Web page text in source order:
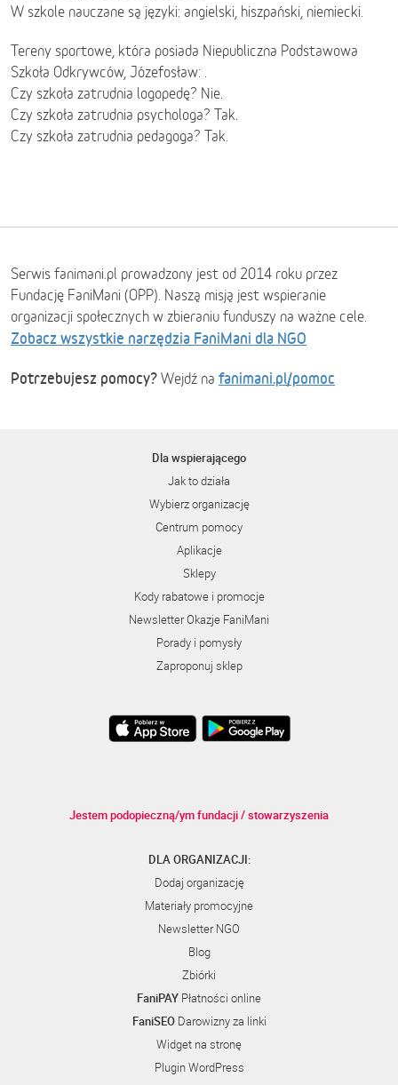
W szkole nauczane są języki: angielski, hiszpański, niemiecki.
Tereny sportowe, która posiada Niepubliczna Podstawowa
Szkoła Odkrywców, Józefosław: .
Czy szkoła zatrudnia logopedę? Nie.
Czy szkoła zatrudnia psychologa? Tak.
Czy szkoła zatrudnia pedagoga? Tak.
Serwis fanimani.pl prowadzony jest od 2014 roku przez
Fundację FaniMani (OPP). Naszą misją jest wspieranie
organizacji społecznych w zbieraniu funduszy na ważne cele.
Zobacz wszystkie narzędzia FaniMani dla NGO
Potrzebujesz pomocy? Wejdź na fanimani.pl/pomoc
Dla wspierającego
Jak to działa
Wybierz organizację
Centrum pomocy
Aplikacje
Sklepy
Kody rabatowe i promocje
Newsletter Okazje FaniMani
Porady i pomysły
Zaproponuj sklep
Jestem podopieczną/ym fundacji / stowarzyszenia
DLA ORGANIZACJI:
Dodaj organizację
Materiały promocyjne
Newsletter NGO
Blog
Zbiórki
FaniPAY Płatności online
FaniSEODarowizny za linki
Widget na stronę
Plugin WordPress